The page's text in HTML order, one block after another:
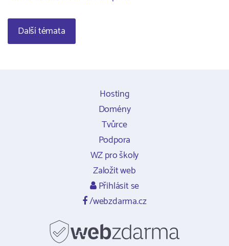
Další témata
Hosting
Domény
Tvůrce
Podpora
WZ pro školy
Založit web
Přihlásit se
/webzdarma.cz